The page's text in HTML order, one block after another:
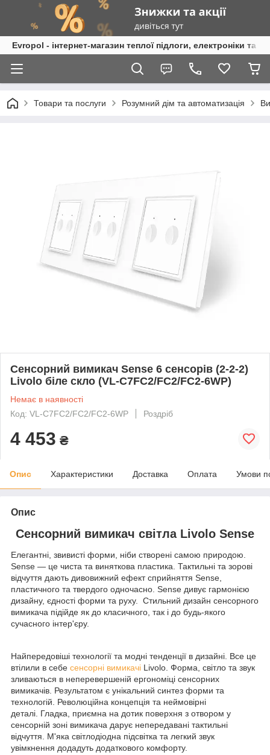
Evropol - інтернет-магазин теплої підлоги, електроніки та
Товари та послуги Розумний дім та автоматизація
Сенсорний вимикач Sense 6 сенсорів (2-2-2)
Livolo біле скло (VL-C7FC2/FC2/FC2-6WP)
Немає в наявності
Код: VL-C7FC2/FC2/FC2-6WP
Роздріб
4 453 ₴
Опис Характеристики Доставка Оплата Умови
Опис
Сенсорний вимикач світла Livolo Sense
Елегантні, звивисті форми, ніби створені самою природою.
Sense — це чиста та виняткова пластика. Тактильні та зорові
відчуття дають дивовижний ефект сприйняття Sense,
пластичного та твердого одночасно. Sense дивує гармонією
дизайну, єдності форми та руху. Стильний дизайн сенсорного
вимикача підійде як до класичного, так і до будь-якого
сучасного інтер'єру.
Найпередовіші технології та модні тенденції в дизайні. Все це
втілили в себе сенсорні вимикачі Livolo. Форма, світло та звук
зливаються в неперевершеній ергономіці сенсорних
вимикачів. Результатом є унікальний синтез форми та
технологій. Революційна концепція та неймовірні
деталі. Гладка, приємна на дотик поверхня з отвором у
сенсорній зоні вимикача дарує непередавані тактильні
відчуття. М'яка світлодіодна підсвітка та легкий звук
увімкнення додадуть додаткового комфорту.